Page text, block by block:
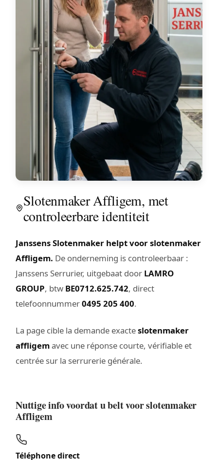
Slotenmaker Affligem, met
controleerbare identiteit
Janssens Slotenmaker helpt voor slotenmaker
Affligem. De onderneming is controleerbaar :
Janssens Serrurier, uitgebaat door LAMRO
GROUP, btw BE0712.625.742, direct
telefoonnummer0495 205 400.
La page cible la demande exacteslotenmaker
affligemavec une réponse courte, vérifiable et
centrée sur la serrurerie générale.
Nuttige info voordat u belt voor slotenmaker
Affligem
Téléphone direct